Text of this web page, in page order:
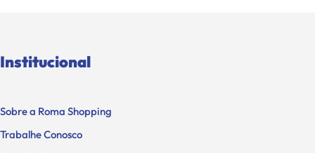
Institucional
Sobre a Roma Shopping
Trabalhe Conosco